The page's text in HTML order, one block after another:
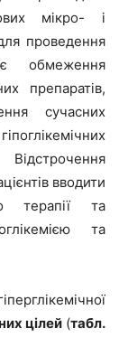
мікро- і
проведення
є обмеження
препаратів,
сучасних
вводити
терапії та
та
цілей(табл.